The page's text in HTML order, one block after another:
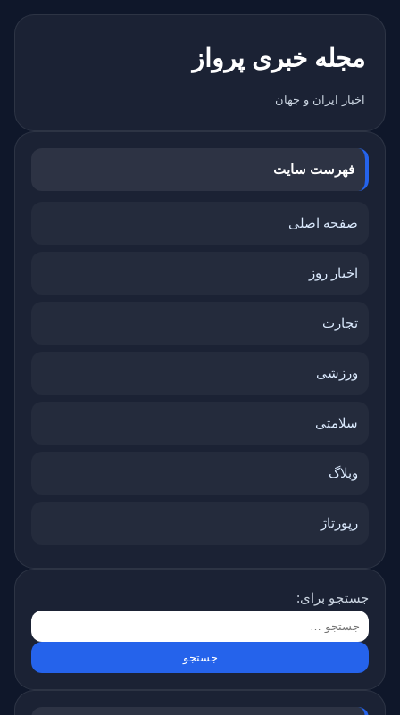
مجله خبری پرواز
اخبار ایران و جهان
فهرست سایت
صفحه اصلی
اخبار روز
تجارت
ورزشی
سلامتی
وبلاگ
رپورتاژ
جستجو برای: